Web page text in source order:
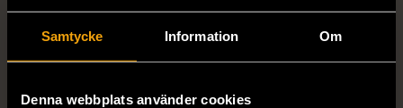
Samtycke Information Om
Denna webbplats använder cookies